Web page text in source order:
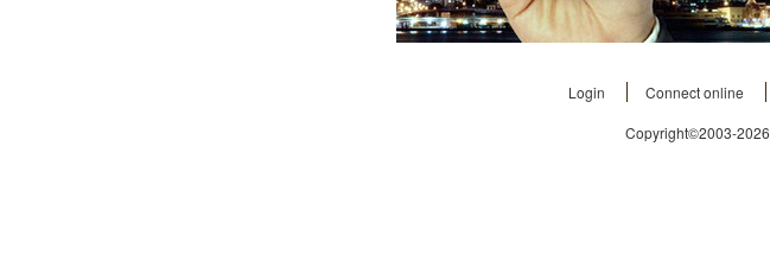
Login Connect online
Copyright©2003-2026